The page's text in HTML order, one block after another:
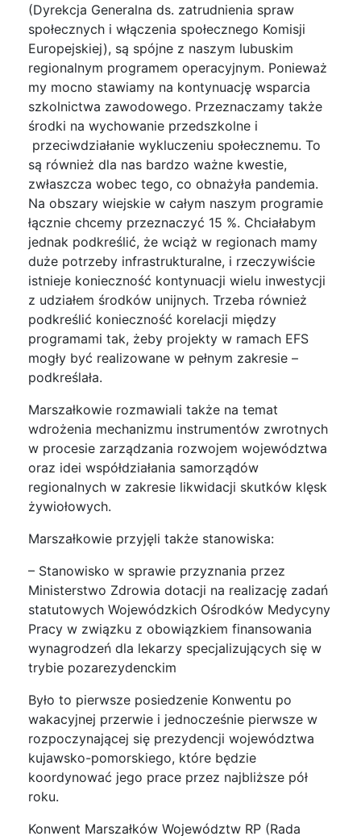
(Dyrekcja Generalna ds. zatrudnienia spraw
społecznych i włączenia społecznego Komisji
Europejskiej), są spójne z naszym lubuskim
regionalnym programem operacyjnym. Ponieważ
my mocno stawiamy na kontynuację wsparcia
szkolnictwa zawodowego. Przeznaczamy także
środki na wychowanie przedszkolne i
przeciwdziałanie wykluczeniu społecznemu. To
są również dla nas bardzo ważne kwestie,
zwłaszcza wobec tego, co obnażyła pandemia.
Na obszary wiejskie w całym naszym programie
łącznie chcemy przeznaczyć 15 %. Chciałabym
jednak podkreślić, że wciąż w regionach mamy
duże potrzeby infrastrukturalne, i rzeczywiście
istnieje konieczność kontynuacji wielu inwestycji
z udziałem środków unijnych. Trzeba również
podkreślić konieczność korelacji między
programami tak, żeby projekty w ramach EFS
mogły być realizowane w pełnym zakresie –
podkreślała.
Marszałkowie rozmawiali także na temat
wdrożenia mechanizmu instrumentów zwrotnych
w procesie zarządzania rozwojem województwa
oraz idei współdziałania samorządów
regionalnych w zakresie likwidacji skutków klęsk
żywiołowych.
Marszałkowie przyjęli także stanowiska:
– Stanowisko w sprawie przyznania przez
Ministerstwo Zdrowia dotacji na realizację zadań
statutowych Wojewódzkich Ośrodków Medycyny
Pracy w związku z obowiązkiem finansowania
wynagrodzeń dla lekarzy specjalizujących się w
trybie pozarezydenckim
Było to pierwsze posiedzenie Konwentu po
wakacyjnej przerwie i jednocześnie pierwsze w
rozpoczynającej się prezydencji województwa
kujawsko-pomorskiego, które będzie
koordynować jego prace przez najbliższe pół
roku.
Konwent Marszałków Województw RP (Rada